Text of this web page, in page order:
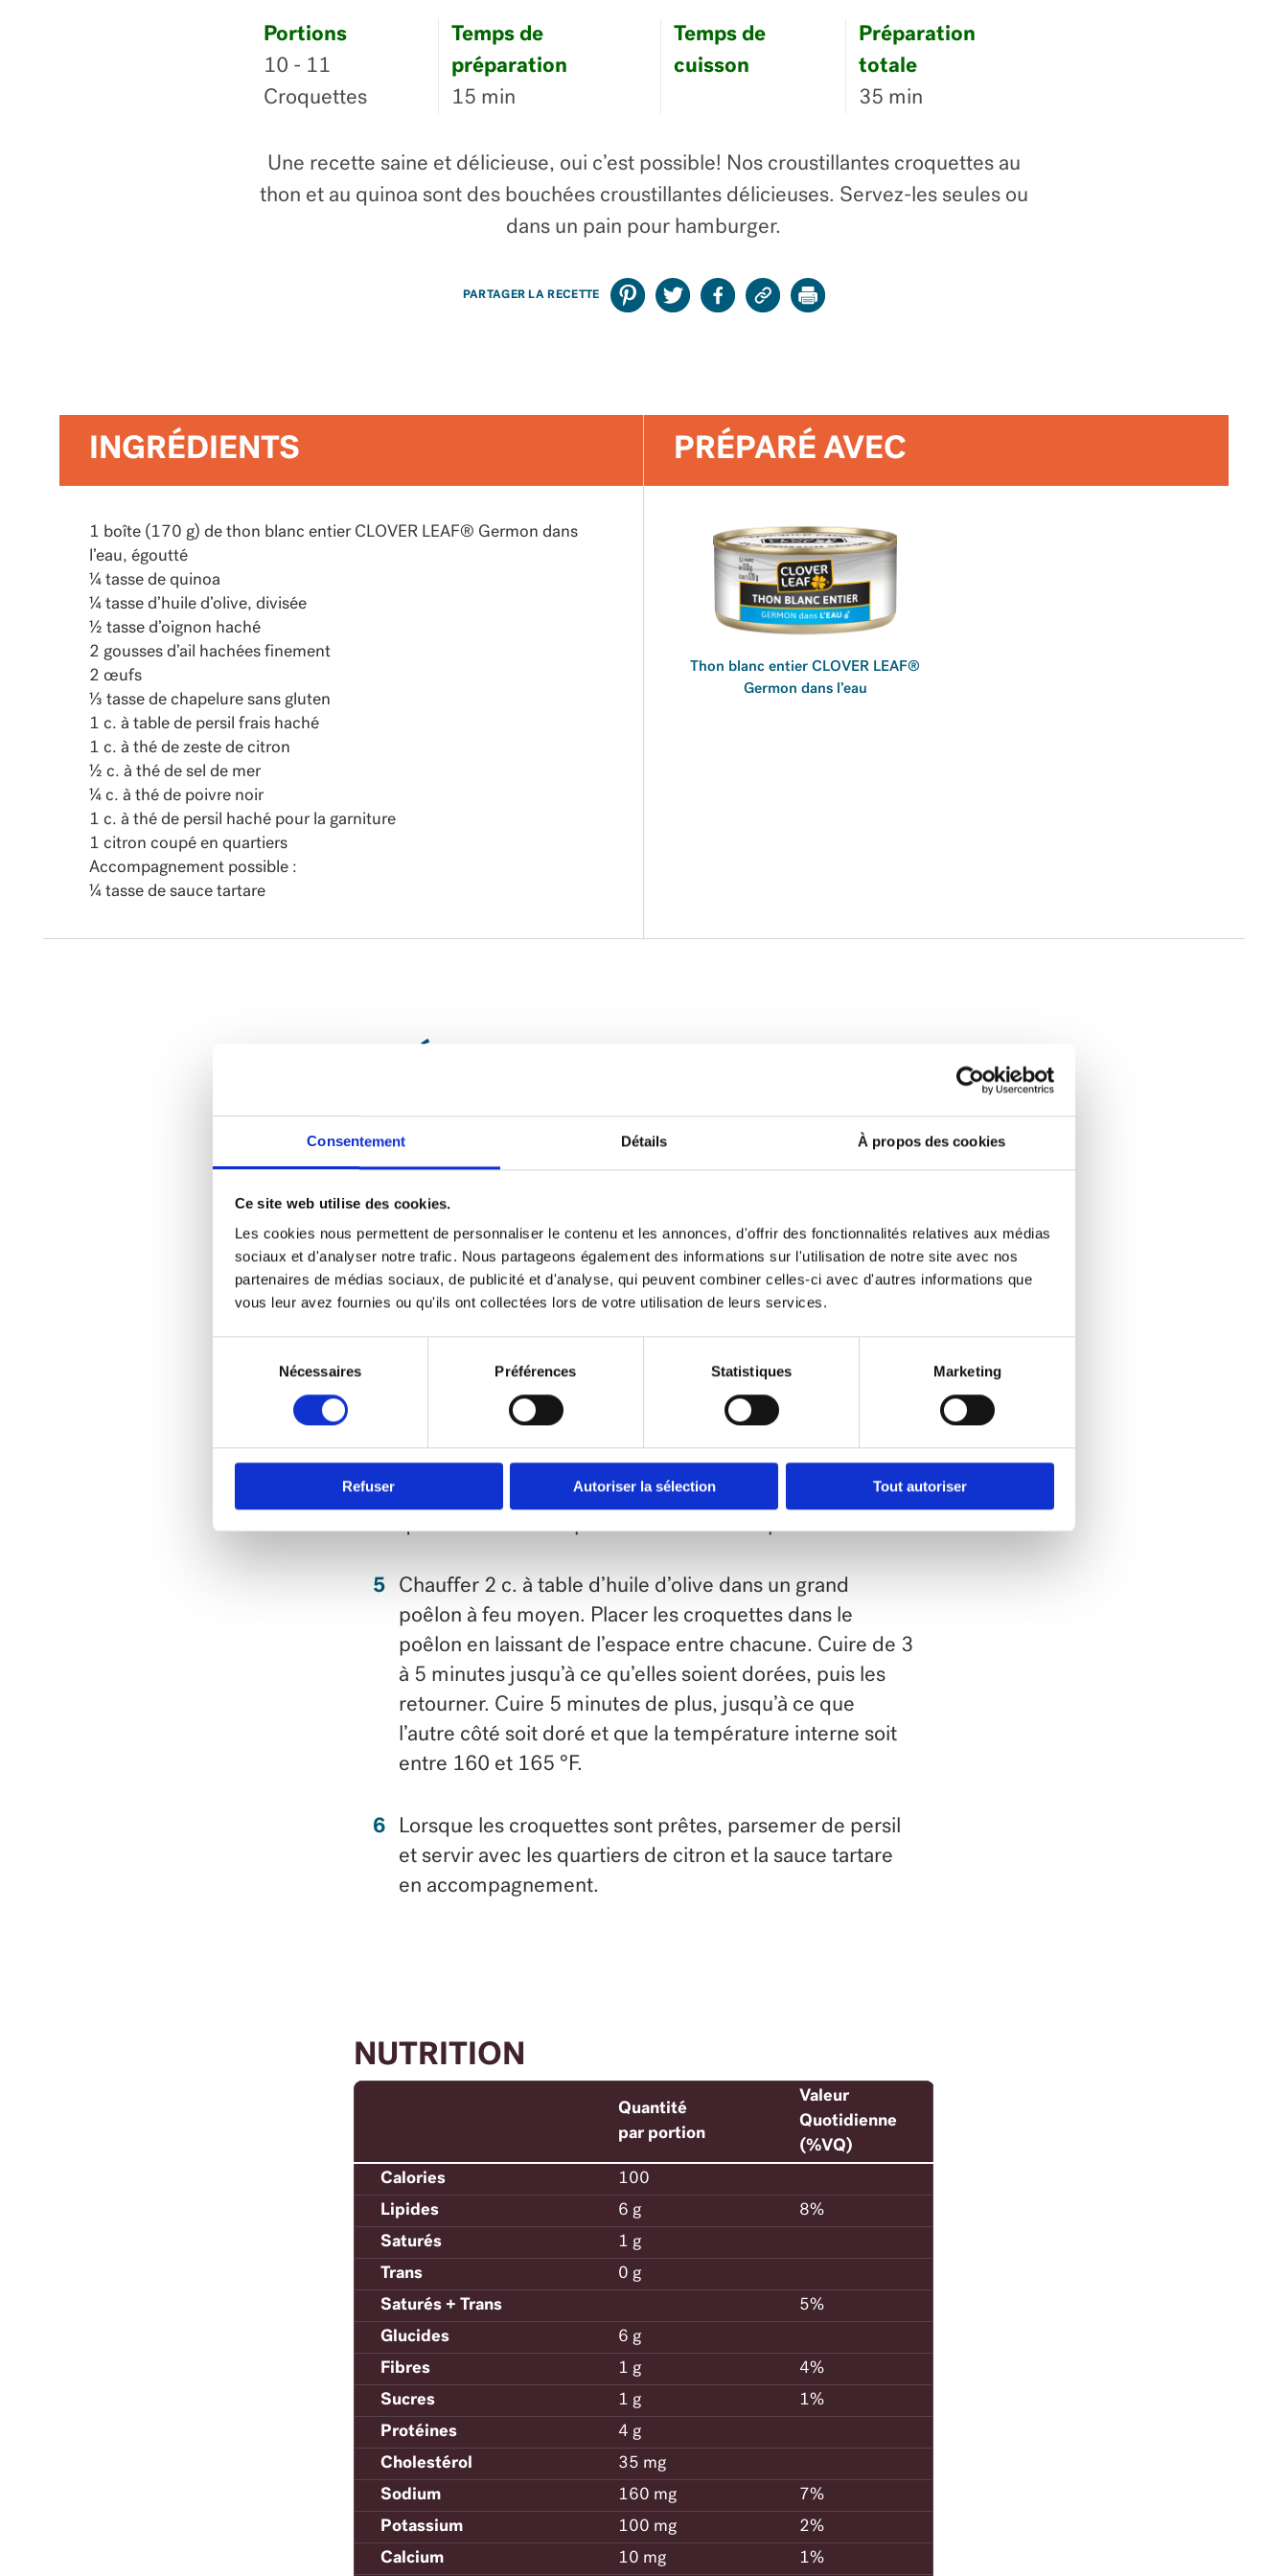
Consentement Détails À propos des cookies
Ce site web utilise des cookies.
Les cookies nous permettent de personnaliser le contenu et les annonces, d'offrir des fonctionnalités relatives aux médias
sociaux et d'analyser notre trafic. Nous partageons également des informations sur l'utilisation de notre site avec nos
partenaires de médias sociaux, de publicité et d'analyse, qui peuvent combiner celles-ci avec d'autres informations que
vous leur avez fournies ou qu'ils ont collectées lors de votre utilisation de leurs services.
consentement
Nécessaires Préférences Statistiques Marketing
Refuser Autoriser la sélection Tout autoriser
Portions
10 - 11
Croquettes
Temps de
préparation
15 min
Temps de
cuisson
Préparation
totale
35 min
Une recette saine et délicieuse, oui c’est possible! Nos croustillantes croquettes au
thon et au quinoa sont des bouchées croustillantes délicieuses. Servez-les seules ou
dans un pain pour hamburger.
PARTAGER LA RECETTE
INGRÉDIENTS
1 boîte (170 g) de thon blanc entier CLOVER LEAF® Germon dans
l’eau, égoutté
¼ tasse de quinoa
¼ tasse d’huile d’olive, divisée
½ tasse d’oignon haché
2 gousses d’ail hachées finement
2 œufs
⅓ tasse de chapelure sans gluten
1 c. à table de persil frais haché
1 c. à thé de zeste de citron
½ c. à thé de sel de mer
¼ c. à thé de poivre noir
1 c. à thé de persil haché pour la garniture
1 citron coupé en quartiers
Accompagnement possible :
¼ tasse de sauce tartare
PRÉPARÉ AVEC
Thon blanc entier CLOVER LEAF®
Germon dans l’eau
Cuire le quinoa selon les instructions de l’emballage.
Laisser refroidir.
Pendant la cuisson du quinoa, faire revenir l’oignon et
l’ail dans 2 c. à table d’huile d’olive à feu moyen doux
pendant environ 5 minutes, jusqu’à ce que les oignons
soient translucides. Laisser refroidir.
Mélanger le quinoa refroidi et le mélange d’oignon
refroidi avec le thon, les œufs, la chapelure, le persil, le
zeste de citron, le sel et le poivre.
Former des croquettes avec 2 c. à table du mélange afin
Chauffer 2 c. à table d’huile d’olive dans un grand
poêlon à feu moyen. Placer les croquettes dans le
poêlon en laissant de l’espace entre chacune. Cuire de 3
à 5 minutes jusqu’à ce qu’elles soient dorées, puis les
retourner. Cuire 5 minutes de plus, jusqu’à ce que
l’autre côté soit doré et que la température interne soit
entre 160 et 165 °F.
Lorsque les croquettes sont prêtes, parsemer de persil
et servir avec les quartiers de citron et la sauce tartare
en accompagnement.
NUTRITION
Quantité
par portion
Valeur
Quotidienne
(%VQ)
Calories
100
Lipides
6 g
8%
Saturés
1 g
Trans
0 g
Saturés + Trans
5%
Glucides
6 g
Fibres
1 g
4%
Sucres
1 g
1%
Protéines
4 g
Cholestérol
35 mg
Sodium
160 mg
7%
Potassium
100 mg
2%
Calcium
10 mg 1%